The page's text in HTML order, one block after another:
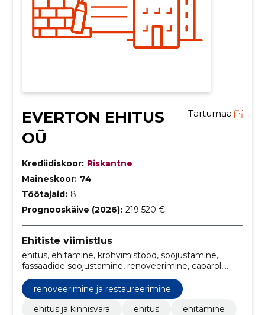
EVERTON EHITUS
OÜ
Tartumaa
Krediidiskoor: Riskantne
Maineskoor: 74
Töötajaid: 8
Prognooskäive (2026): 219 520 €
Ehitiste viimistlus
ehitus, ehitamine, krohvimistööd, soojustamine,
fassaadide soojustamine, renoveerimine, caparol,
restaureerimine, renoveerimine ja restaureerimine,
väärika
renoveerimine ja restaureerimine
ehitus ja kinnisvara
ehitus
ehitamine